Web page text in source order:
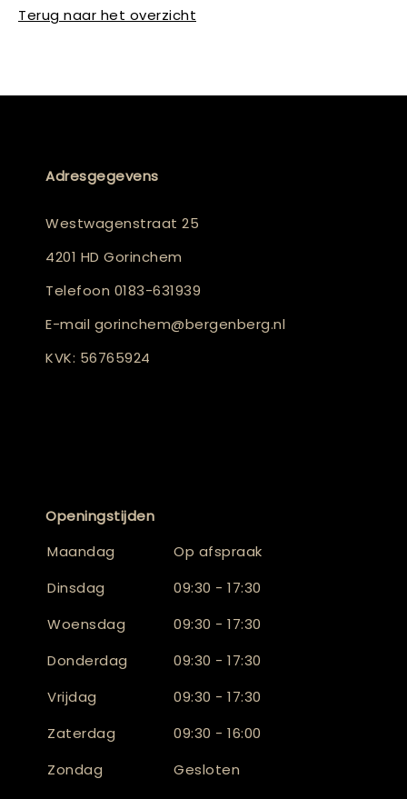
Terug naar het overzicht
Adresgegevens
Westwagenstraat 25
4201 HD Gorinchem
Telefoon 0183-631939
E-mail gorinchem@bergenberg.nl
KVK: 56765924
Openingstijden
Maandag
Op afspraak
Dinsdag
09:30 - 17:30
Woensdag
09:30 - 17:30
Donderdag
09:30 - 17:30
Vrijdag
09:30 - 17:30
Zaterdag
09:30 - 16:00
Zondag
Gesloten